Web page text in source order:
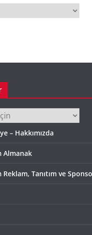
– Hakkımızda
Almanak
Tanıtım ve